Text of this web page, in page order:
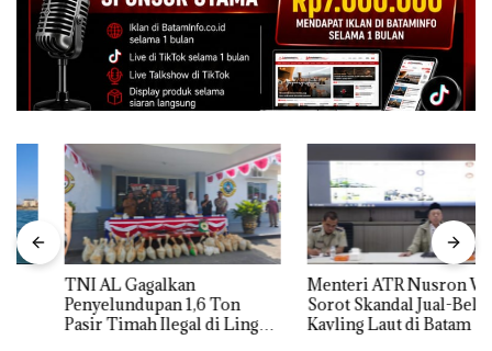
TNI AL Gagalkan
Penyelundupan 1,6 Ton
Pasir Timah Ilegal di Lingga,
Menteri ATR Nusron Wahid
Sorot Skandal Jual-Beli
Kavling Laut di Batam